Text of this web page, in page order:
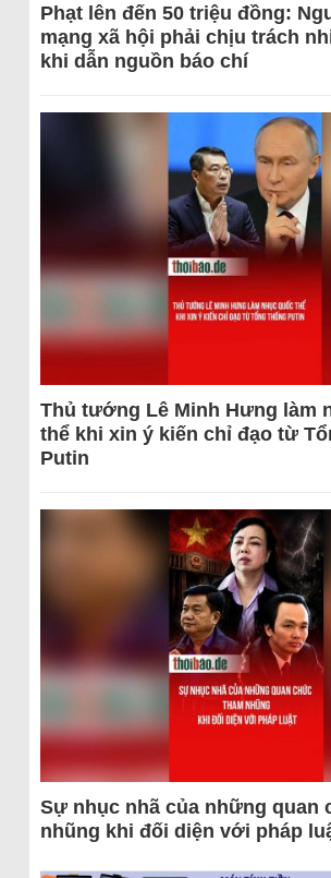
Phạt lên đến 50 triệu đồng:
mạng xã hội phải chịu trách
khi dẫn nguồn báo chí
Thủ tướng Lê Minh Hưng làm
thể khi xin ý kiến chỉ đạo từ
Putin
Sự nhục nhã của những quan
nhũng khi đối diện với pháp